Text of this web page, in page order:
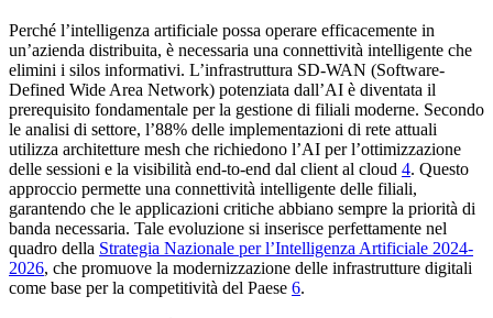
Perché l’intelligenza artificiale possa operare efficacemente in
un’azienda distribuita, è necessaria una connettività intelligente che
elimini i silos informativi. L’infrastruttura SD-WAN (Software-
Defined Wide Area Network) potenziata dall’AI è diventata il
prerequisito fondamentale per la gestione di filiali moderne. Secondo
le analisi di settore, l’88% delle implementazioni di rete attuali
utilizza architetture mesh che richiedono l’AI per l’ottimizzazione
delle sessioni e la visibilità end-to-end dal client al cloud 4. Questo
approccio permette una connettività intelligente delle filiali,
garantendo che le applicazioni critiche abbiano sempre la priorità di
banda necessaria. Tale evoluzione si inserisce perfettamente nel
quadro della Strategia Nazionale per l’Intelligenza Artificiale 2024-
2026, che promuove la modernizzazione delle infrastrutture digitali
come base per la competitività del Paese 6.